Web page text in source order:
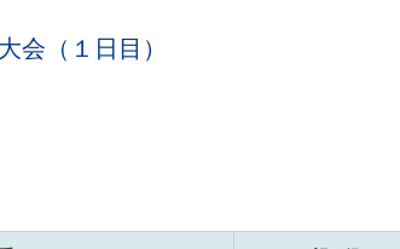
会（１日目）